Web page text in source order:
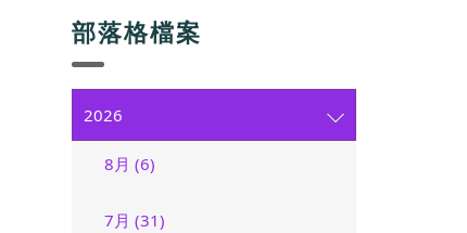
部落格檔案
2026
8月 (6)
7月 (31)